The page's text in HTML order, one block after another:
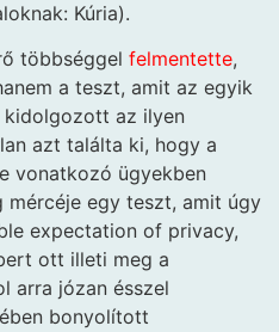
Kúria).
többséggel felmentette,
a teszt, amit az egyik
kidolgozott az ilyen
azt találta ki, hogy a
vonatkozó ügyekben
mércéje egy teszt, amit úgy
expectation of privacy,
ott illeti meg a
arra józan ésszel
bonyolított